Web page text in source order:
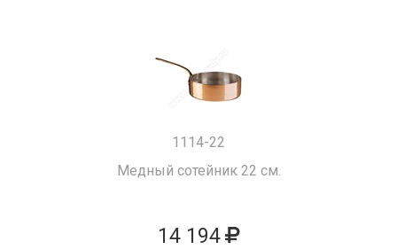
1114-22
Медный сотейник 22 см.
14 194